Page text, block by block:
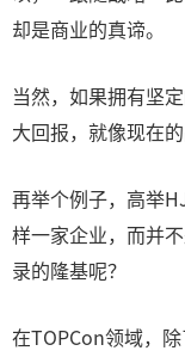
却是商业的真谛。
当然，如果拥有坚
大回报，就像现在
再举个例子，高举
样一家企业，而并
录的隆基呢？
在TOPCon领域，